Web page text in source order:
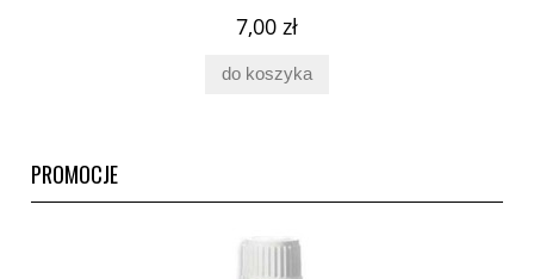
7,00 zł
do koszyka
PROMOCJE